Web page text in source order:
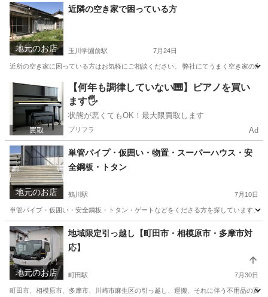
山梨 韮崎市 韮崎駅 手伝いたい/助けたい
地元のお店
近隣の空き家で困っている方
玉川学園前駅 7月24日
近所の空き家に困っている方はお気軽にご相談ください。 弊社にてうまく空き家の
東京 町田市 玉川学園前駅 便利屋 窓ガラス
【何年も調律していない🎹】ピアノを買い
ます🖐️
状態が悪くてもOK！最大限買取します
プリフラ Ad
地元のお店
単管パイプ・仮囲い・物置・スーパーハウス・安
全鋼板・トタン
鶴川駅 7月10日
単管パイプ・仮囲い・安全鋼板・トタン・ゲートなどをくださる方を探しています。
東京 町田市 鶴川駅 便利屋 単管パイプ
地元のお店
地域限定引っ越し【町田市・相模原市・多摩市対
応】
町田駅 7月30日
町田市、相模原市、多摩市、川崎市麻生区の引っ越し、運搬、それに伴う不用品の買